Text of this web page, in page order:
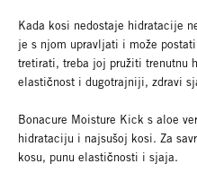
Kada kosi nedostaje hidratacije
je s njom upravljati i može
tretirati, treba joj pružiti trenutnu
elastičnost i dugotrajniji, zdravi
Bonacure Moisture Kick s aloe
hidrataciju i najsušoj kosi. Za
kosu, punu elastičnosti i sjaja.